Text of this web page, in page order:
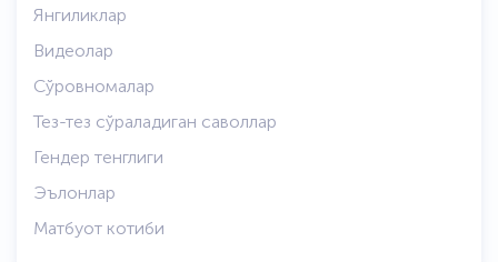
Янгиликлар
Видеолар
Сўровномалар
Тез-тез сўраладиган саволлар
Гендер тенглиги
Эълонлар
Матбуот котиби